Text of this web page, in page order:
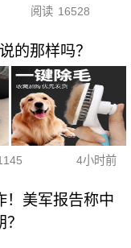
阅读 16528
的那样吗？
4小时前
！美军报告称中